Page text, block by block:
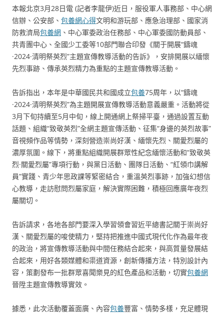
本報北京3月28日電 (記者李龍伊)近日，服役軍人事務部、中心網
信辦、公安部、 包養網心得文明和游玩部、應急治理部、國家消
防救濟局包養網 、中心軍委政治任務部、中心軍委國防動員部、
共青團中心、全國少工委等10部門聯合印發《關于開展“鑄魂
·2024·清明祭英烈”主題宣傳教導活動的告訴》，安排開展以緬懷
先烈事跡、傳承英烈精力為重點的主題宣傳教導活動。
告訴指出，本年是中華國民共和國成立包養75周年，以“鑄魂
·2024·清明祭英烈”為主題開展宣傳教導活動意義嚴重。活動將從
3月下旬持續至5月中旬，線上開通網上祭掃平臺，通過設置互動
話題、組織“致敬英烈”全網主題宣傳活動、征集“身邊的英烈故事”
音視頻作品等情勢，深刻營造崇尚好漢、緬懷先烈、關愛烈屬的
濃厚氛圍。線下，將重點組織開展群眾性紀念緬懷活動和“致敬英
烈·關愛烈屬”專項行動，與黨日活動、團隊日活動、“紅領巾講解
員”實踐、青少年思政課等緊密結合，重溫英烈事跡，加強幻想信
心教導，走訪慰問烈屬家庭，解決實際困難，積極回應廣年夜烈
屬關切。
告訴請求，各地各部門要深入學習領會習近平總書記關于崇尚好
漢、關愛烈屬的唆使精力，堅持把推進中國式現代化作為最年夜
的政治，將宣傳教導活動與中間任務結合起來，與高質量發展結
合起來，用好各類媒體和渠道資源，創新傳播方法，特別設計內
容，策劃發布一批群眾喜聞樂見的紅色產品和活動，切實包養網
晉陞主題宣傳教導實效。
據悉，此次活動覆蓋面廣、內容包養豐富、情勢多樣，充足體現